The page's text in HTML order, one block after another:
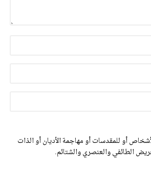
أو للمقدسات أو مهاجمة الأديان أو الذات
الطائفي والعنصري والشتائم.